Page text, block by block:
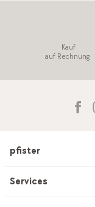
Kauf
auf Rechnung
pfister
Unternehmen
Services